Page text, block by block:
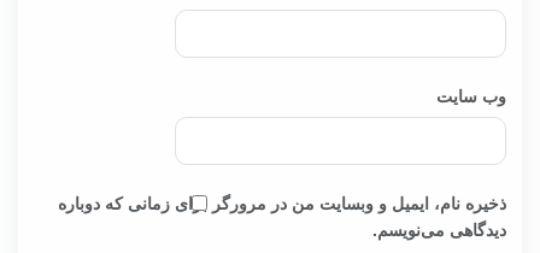
وب‌ سایت
ذخیره نام، ایمیل و وبسایت من در مرورگر برای زمانی که دوباره
دیدگاهی می‌نویسم.